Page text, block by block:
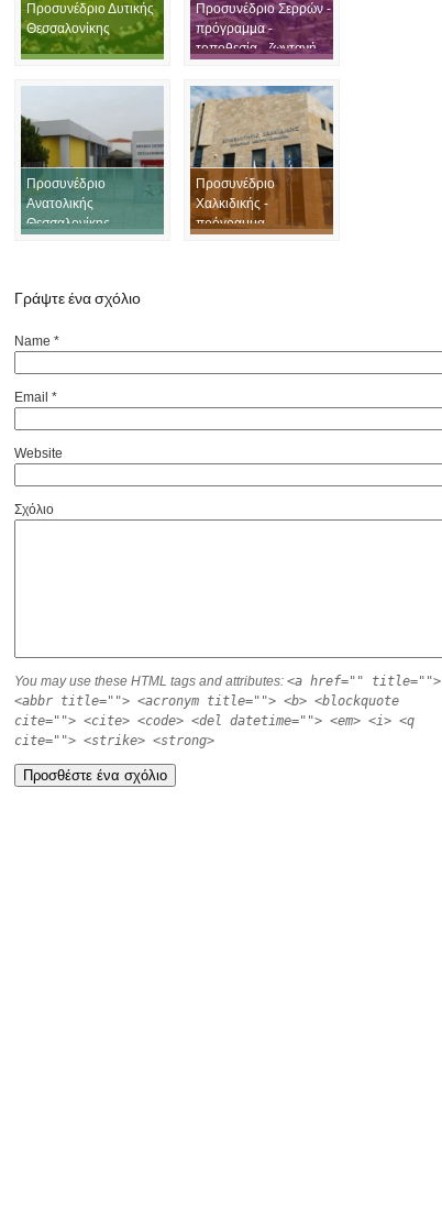
Προσυνέδριο Δυτικής
Θεσσαλονίκης
Προσυνέδριο Σερρών -
πρόγραμμα -
τοποθεσία - ζωντανή
Προσυνέδριο
Ανατολικής
Θεσσαλονίκης -
Προσυνέδριο
Χαλκιδικής -
πρόγραμμα -
Γράψτε ένα σχόλιο
Name *
Email *
Website
Σχόλιο
You may use these HTML tags and attributes: <a href="" title="">
<abbr title=""> <acronym title=""> <b> <blockquote
cite=""> <cite> <code> <del datetime=""> <em> <i> <q
cite=""> <strike> <strong>